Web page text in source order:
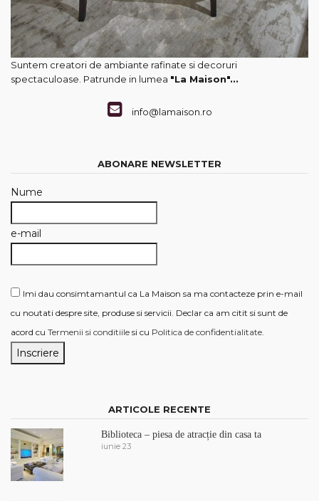
Suntem creatori de ambiante rafinate si decoruri
spectaculoase. Patrunde in lumea "La Maison"...
info@lamaison.ro
ABONARE NEWSLETTER
Nume
e-mail
Imi dau consimtamantul ca La Maison sa ma contacteze prin e-mail
cu noutati despre site, produse si servicii. Declar ca am citit si sunt de
acord cu Termenii si conditiile si cu Politica de confidentialitate.
ARTICOLE RECENTE
Biblioteca – piesa de atracție din casa ta
iunie 23